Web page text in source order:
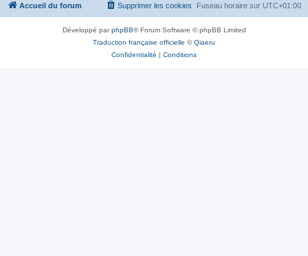
e
Accueil du forum Fuseau horaire sur UTC+01:00
Supprimer les cookies
Développé parphpBB® Forum Software © phpBB Limited
Traduction française officielle ©Qiaeru
Confidentialité | Conditions